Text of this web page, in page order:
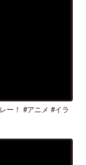
ー！ #アニメ #イラ